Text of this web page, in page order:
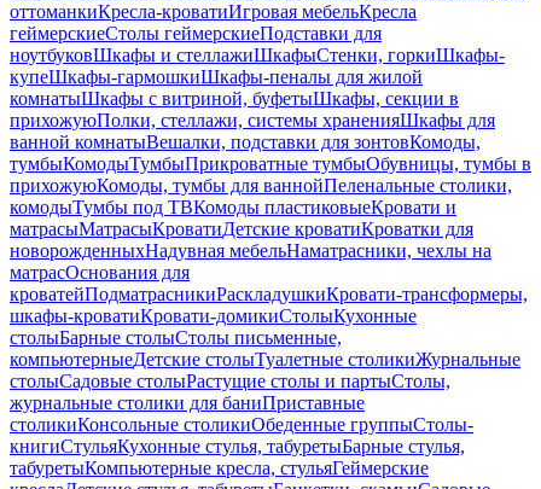
оттоманкиКресла-кроватиИгровая мебельКресла
геймерскиеСтолы геймерскиеПодставки для
ноутбуковШкафы и стеллажиШкафыСтенки, горкиШкафы-
купеШкафы-гармошкиШкафы-пеналы для жилой
комнатыШкафы с витриной, буфетыШкафы, секции в
прихожуюПолки, стеллажи, системы храненияШкафы для
ванной комнатыВешалки, подставки для зонтовКомоды,
тумбыКомодыТумбыПрикроватные тумбыОбувницы, тумбы в
прихожуюКомоды, тумбы для ваннойПеленальные столики,
комодыТумбы под ТВКомоды пластиковыеКровати и
матрасыМатрасыКроватиДетские кроватиКроватки для
новорожденныхНадувная мебельНаматрасники, чехлы на
матрасОснования для
кроватейПодматрасникиРаскладушкиКровати-трансформеры,
шкафы-кроватиКровати-домикиСтолыКухонные
столыБарные столыСтолы письменные,
компьютерныеДетские столыТуалетные столикиЖурнальные
столыСадовые столыРастущие столы и партыСтолы,
журнальные столики для баниПриставные
столикиКонсольные столикиОбеденные группыСтолы-
книгиСтульяКухонные стулья, табуретыБарные стулья,
табуретыКомпьютерные кресла, стульяГеймерские